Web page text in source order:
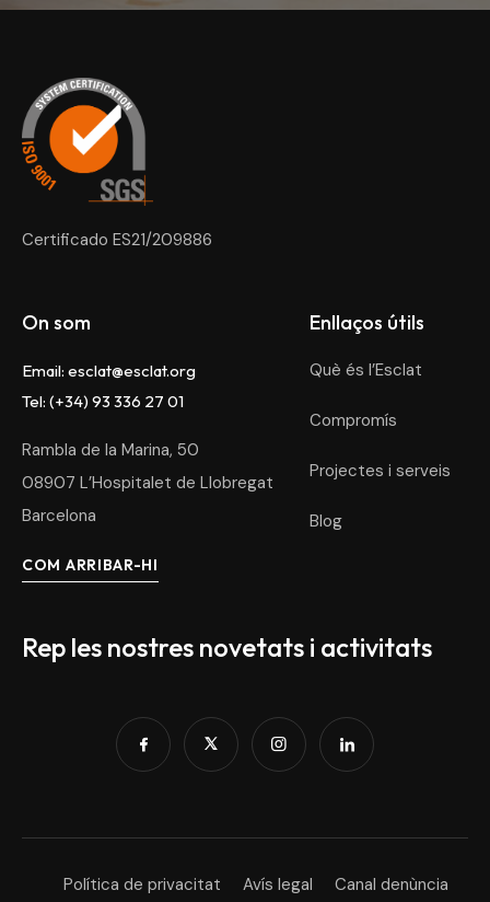
Esclat
Certificado ES21/209886
On som
Email: esclat@esclat.org
Tel: (+34) 93 336 27 01
Rambla de la Marina, 50
08907 L’Hospitalet de Llobregat
Barcelona
COM ARRIBAR-HI
Enllaços útils
Què és l’Esclat
Compromís
Projectes i serveis
Blog
Rep les nostres novetats i activitats
Política de privacitat Avís legal Canal denùncia